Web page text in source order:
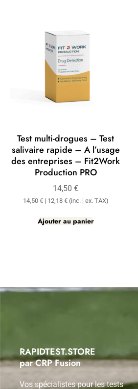
Test multi-drogues – Test
salivaire rapide – A l’usage
des entreprises – Fit2Work
Production PRO
14,50 €
14,50 €| 12,18 €(inc. | ex. TAX)
Ajouter au panier
RAPIDTEST.STORE
par CRP Fusion
Vos spécialistes pour les tests